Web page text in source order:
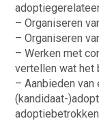
– Organiseren
– Organiseren
– Werken met
vertellen wat het
– Aanbieden
(kandidaat-